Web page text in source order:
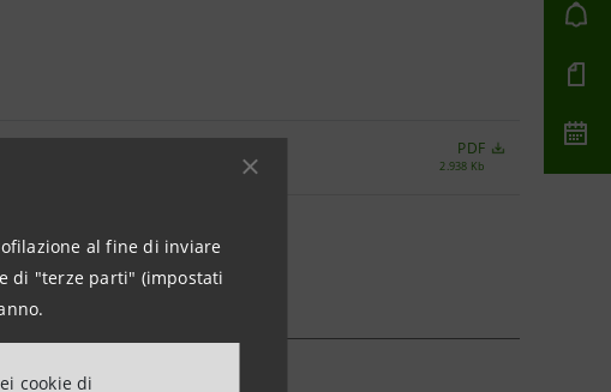
al fine di inviare
di "terze parti" (impostati
cookie di
PDF
2.938 Kb